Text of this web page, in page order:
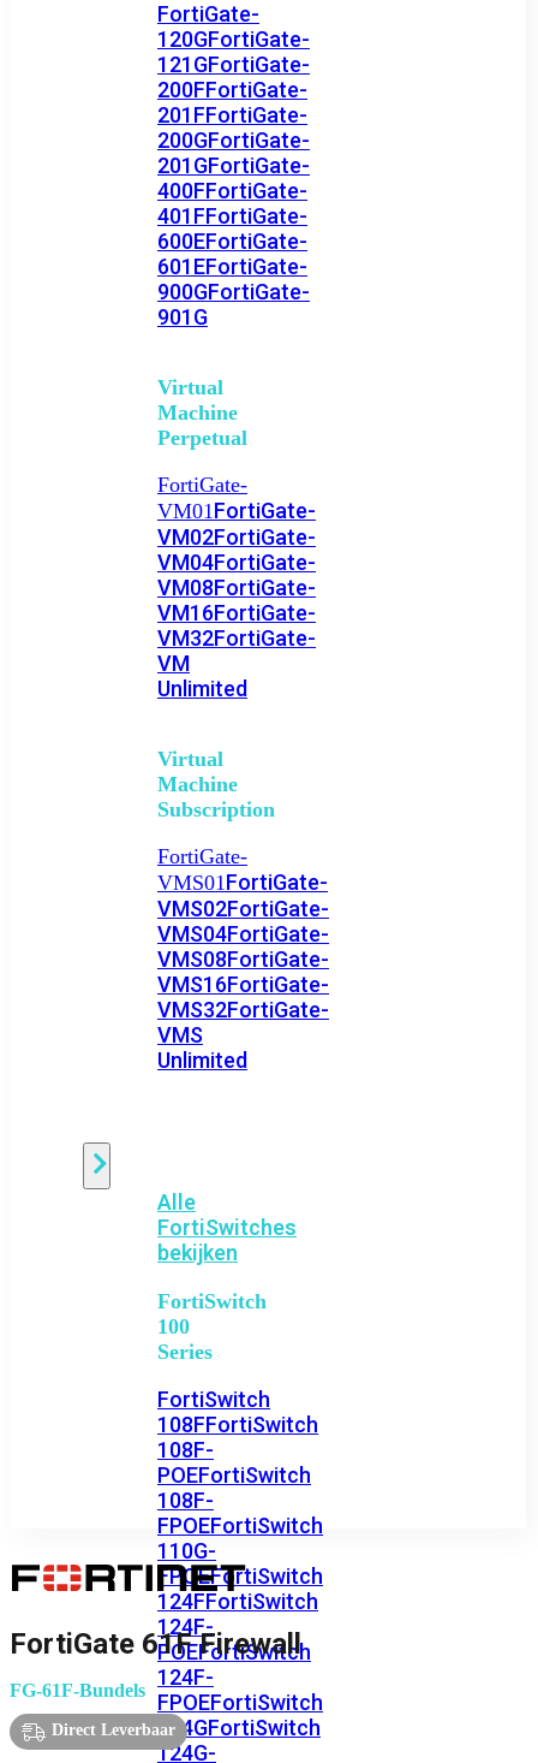
FortiGate-
120GFortiGate-
121GFortiGate-
200FFortiGate-
201FFortiGate-
200GFortiGate-
201GFortiGate-
400FFortiGate-
401FFortiGate-
600EFortiGate-
601EFortiGate-
900GFortiGate-
901G
Virtual
Machine
Perpetual
FortiGate-
VM01FortiGate-
VM02FortiGate-
VM04FortiGate-
VM08FortiGate-
VM16FortiGate-
VM32FortiGate-
VM
Unlimited
Virtual
Machine
Subscription
FortiGate-
VMS01FortiGate-
VMS02FortiGate-
VMS04FortiGate-
VMS08FortiGate-
VMS16FortiGate-
VMS32FortiGate-
VMS
Unlimited
Alle
FortiSwitches
bekijken
FortiSwitch
100
Series
FortiSwitch
108FFortiSwitch
108F-
POEFortiSwitch
108F-
FPOEFortiSwitch
110G-
FPOEFortiSwitch
124FFortiSwitch
124F-
POEFortiSwitch
124F-
FPOEFortiSwitch
124GFortiSwitch
124G-
FortiGate 61F Firewall
FG-61F-Bundels
Direct Leverbaar